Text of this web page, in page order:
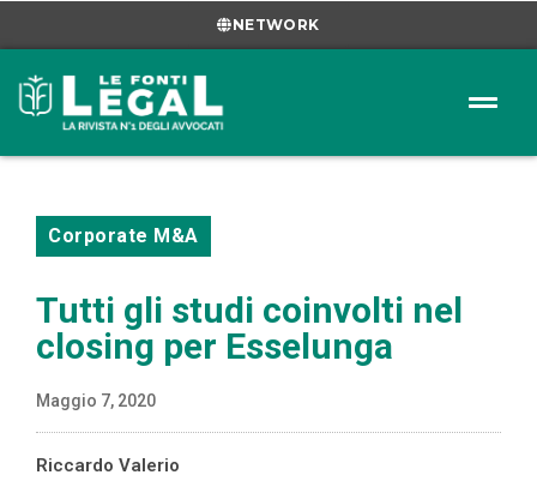
NETWORK
Corporate M&A
Tutti gli studi coinvolti nel
closing per Esselunga
Maggio 7, 2020
Riccardo Valerio